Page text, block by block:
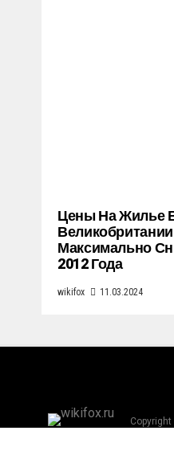
Цены На Жилье
Великобритании
Максимально
2012 Года
wikifox 11.03.2024